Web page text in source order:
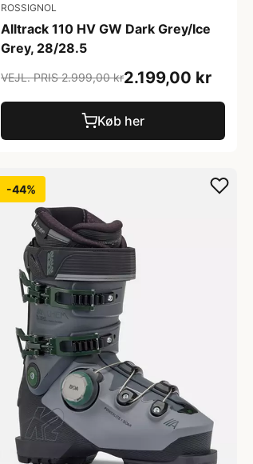
ROSSIGNOL
Alltrack 110 HV GW Dark Grey/Ice
Grey, 28/28.5
VEJL. PRIS 2.999,00 kr2.199,00 kr
Køb her
-44%